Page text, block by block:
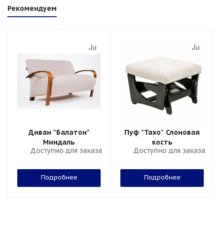
Рекомендуем
Диван "Балатон"
Миндаль
Доступно для заказа
Подробнее
Пуф "Тахо" Слоновая
кость
Доступно для заказа
Подробнее